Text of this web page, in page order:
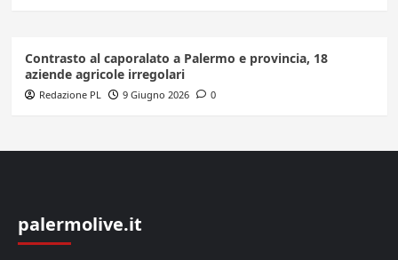
Contrasto al caporalato a Palermo e provincia, 18
aziende agricole irregolari
Redazione PL 9 Giugno 2026 0
palermolive.it